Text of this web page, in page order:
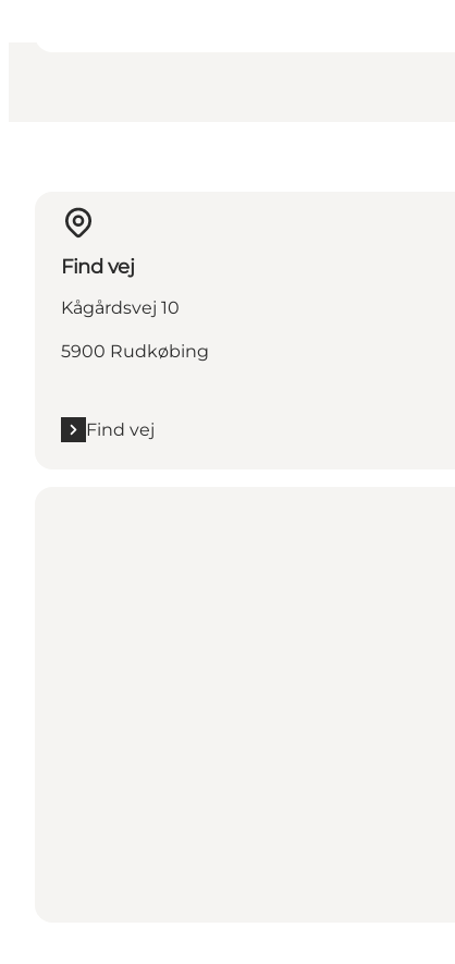
Find vej
Kågårdsvej 10
5900 Rudkøbing
Find vej